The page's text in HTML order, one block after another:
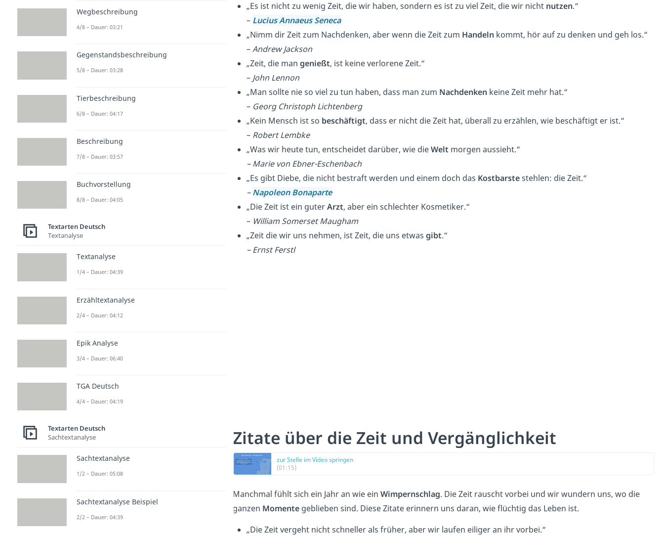
„Es ist nicht zu wenig Zeit, die wir haben, sondern es ist zu viel Zeit, die wir nicht nutzen.“
– Lucius Annaeus Seneca
„Nimm dir Zeit zum Nachdenken, aber wenn die Zeit zum Handeln kommt, hör auf zu denken und geh los.“
–Andrew Jackson
„Zeit, die man genießt, ist keine verlorene Zeit.“
– John Lennon
„Man sollte nie so viel zu tun haben, dass man zum Nachdenken keine Zeit mehr hat.“
– Georg Christoph Lichtenberg
„Kein Mensch ist so beschäftigt, dass er nicht die Zeit hat, überall zu erzählen, wie beschäftigt er ist.“
– Robert Lembke
„Was wir heute tun, entscheidet darüber, wie dieWelt morgen aussieht.“
–Marie von Ebner-Eschenbach
„Es gibt Diebe, die nicht bestraft werden und einem doch das Kostbarstestehlen: die Zeit.“
–Napoleon Bonaparte
„Die Zeit ist ein guterArzt, aber ein schlechter Kosmetiker.“
– William Somerset Maugham
„Zeit die wir uns nehmen, ist Zeit, die uns etwas gibt.“
–Ernst Ferstl
Zitate über die Zeit und Vergänglichkeit
zur Stelle im Video springen
(01:15)
Manchmal fühlt sich ein Jahr an wie ein Wimpernschlag. Die Zeit rauscht vorbei und wir wundern uns, wo die
ganzen Momentegeblieben sind. Diese Zitate erinnern uns daran, wie flüchtig das Leben ist.
„Die Zeit vergeht nicht schneller als früher, aber wir laufen eiliger an ihr vorbei.“
Wegbeschreibung
4/8 – Dauer: 03:21
Gegenstandsbeschreibung
5/8 – Dauer: 03:28
Tierbeschreibung
6/8 – Dauer: 04:17
Beschreibung
7/8 – Dauer: 03:57
Buchvorstellung
8/8 – Dauer: 04:05
Textarten Deutsch
Textanalyse
Textanalyse
1/4 – Dauer: 04:39
Erzähltextanalyse
2/4 – Dauer: 04:12
Epik Analyse
3/4 – Dauer: 06:40
TGA Deutsch
4/4 – Dauer: 04:19
Textarten Deutsch
Sachtextanalyse
Sachtextanalyse
1/2 – Dauer: 05:08
Sachtextanalyse Beispiel
2/2 – Dauer: 04:39